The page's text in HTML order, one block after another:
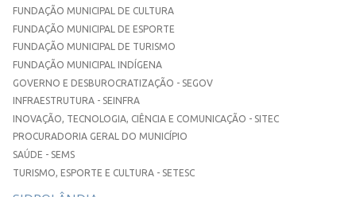
FUNDAÇÃO MUNICIPAL DE CULTURA
FUNDAÇÃO MUNICIPAL DE ESPORTE
FUNDAÇÃO MUNICIPAL DE TURISMO
FUNDAÇÃO MUNICIPAL INDÍGENA
GOVERNO E DESBUROCRATIZAÇÃO - SEGOV
INFRAESTRUTURA - SEINFRA
INOVAÇÃO, TECNOLOGIA, CIÊNCIA E COMUNICAÇÃO - SITEC
PROCURADORIA GERAL DO MUNICÍPIO
SAÚDE - SEMS
TURISMO, ESPORTE E CULTURA - SETESC